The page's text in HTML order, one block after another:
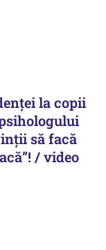
la copii
să facă
/ video